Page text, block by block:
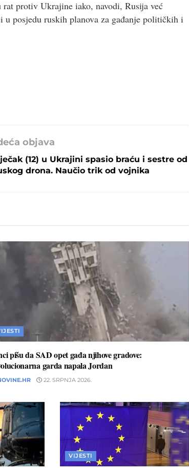
protiv Ukrajine iako, navodi, Rusija već
posjedu ruskih planova za gađanje političkih i
objava
(12) u Ukrajini spasio braću i sestre od
drona. Naučio trik od vojnika
pišu da SAD opet gađa njihove gradove:
garda napala Jordan
22. SRPNJA 2026.
VIJESTI